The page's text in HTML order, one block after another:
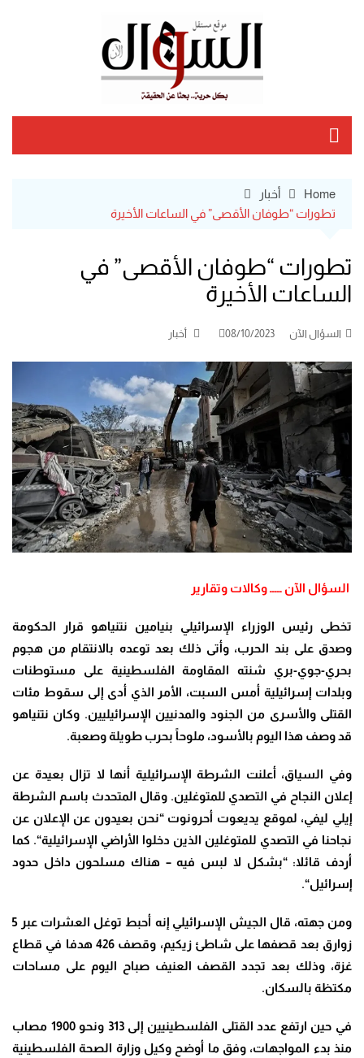
Home
أخبار
تطورات “طوفان الأقصى” في الساعات الأخيرة
تطورات “طوفان الأقصى” في
الساعات الأخيرة
السؤال الآن 08/10/2023 أخبار
السؤال الآن ـــــ وكالات وتقارير
تخطى رئيس الوزراء الإسرائيلي بنيامين نتنياهو قرار الحكومة
وصدق على بند الحرب، وأتى ذلك بعد توعده بالانتقام من هجوم
بحري-جوي-بري شنته المقاومة الفلسطينية على مستوطنات
وبلدات إسرائيلية أمس السبت، الأمر الذي أدى إلى سقوط مئات
القتلى والأسرى من الجنود والمدنيين الإسرائيليين. وكان نتنياهو
قد وصف هذا اليوم بالأسود، ملوحاً بحرب طويلة وصعبة.
وفي السياق، أعلنت الشرطة الإسرائيلية أنها لا تزال بعيدة عن
إعلان النجاح في التصدي للمتوغلين. وقال المتحدث باسم الشرطة
إيلي ليفي، لموقع يديعوت أحرونوت “نحن بعيدون عن الإعلان عن
نجاحنا في التصدي للمتوغلين الذين دخلوا الأراضي الإسرائيلية“. كما
أردف قائلا: “بشكل لا لبس فيه – هناك مسلحون داخل حدود
إسرائيل“.
ومن جهته، قال الجيش الإسرائيلي إنه أحبط توغل العشرات عبر 5
زوارق بعد قصفها على شاطئ زيكيم، وقصف 426 هدفا في قطاع
غزة، وذلك بعد تجدد القصف العنيف صباح اليوم على مساحات
مكتظة بالسكان.
في حين ارتفع عدد القتلى الفلسطينيين إلى 313 ونحو 1900 مصاب
منذ بدء المواجهات، وفق ما أوضح وكيل وزارة الصحة الفلسطينية